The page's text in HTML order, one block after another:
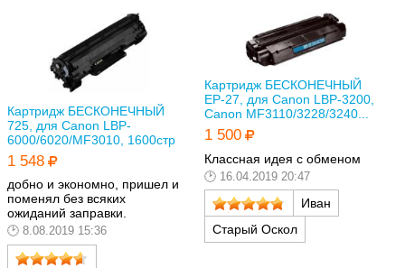
Картридж БЕСКОНЕЧНЫЙ
725, для Canon LBP-
6000/6020/MF3010, 1600стр
1 548
добно и экономно, пришел и
поменял без всяких
ожиданий заправки.
8.08.2019 15:36
Картридж БЕСКОНЕЧНЫЙ
EP-27, для Canon LBP-3200,
Canon MF3110/3228/3240...
1 500
Классная идея с обменом
16.04.2019 20:47
Иван
Старый Оскол